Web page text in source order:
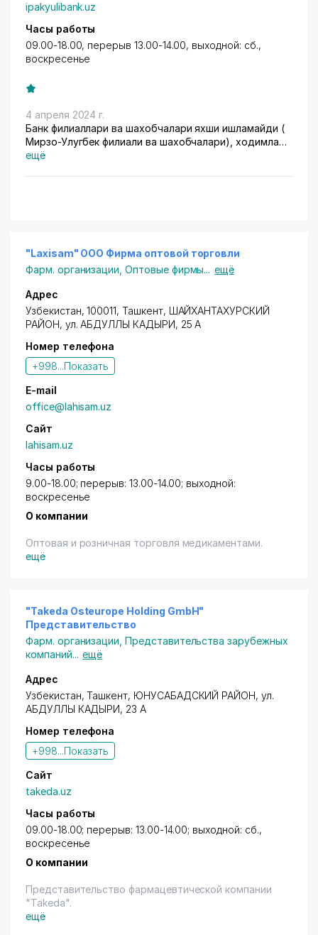
ipakyulibank.uz
Часы работы
09.00-18.00, перерыв 13.00-14.00, выходной: сб.,
воскресенье
4 апреля 2024 г.
Банк филиаллари ва шахобчалари яхши ишламайди (
Мирзо-Улугбек филиали ва шахобчалари), ходимлари
купол муомалада булишади. Битта маълумотни олиш
ещё
"Laxisam" ООО Фирма оптовой торговли
Фарм. организации ,Оптовые фирмы... ещё
Адрес
Узбекистан, 100011, Ташкент, ШАЙХАНТАХУРСКИЙ
РАЙОН, ул. АБДУЛЛЫ КАДЫРИ, 25 А
Номер телефона
+998...Показать
E-mail
office@lahisam.uz
Сайт
lahisam.uz
Часы работы
9.00-18.00; перерыв: 13.00-14.00; выходной:
воскресенье
О компании
Оптовая и розничная торговля медикаментами.
ещё
"Takeda Osteurope Holding GmbH"
Представительство
Фарм. организации ,Представительства зарубежных
компаний... ещё
Адрес
Узбекистан,Ташкент, ЮНУСАБАДСКИЙ РАЙОН, ул.
АБДУЛЛЫ КАДЫРИ, 23 А
Номер телефона
+998...Показать
Сайт
takeda.uz
Часы работы
09.00-18.00; перерыв: 13.00-14.00; выходной: сб.,
воскресенье
О компании
Представительство фармацевтической компании
"Takeda".
ещё